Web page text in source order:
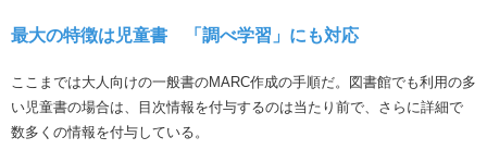
最大の特徴は児童書 「調べ学習」にも対応
ここまでは大人向けの一般書のMARC作成の手順だ。図書館でも利用の多
い児童書の場合は、目次情報を付与するのは当たり前で、さらに詳細で
数多くの情報を付与している。